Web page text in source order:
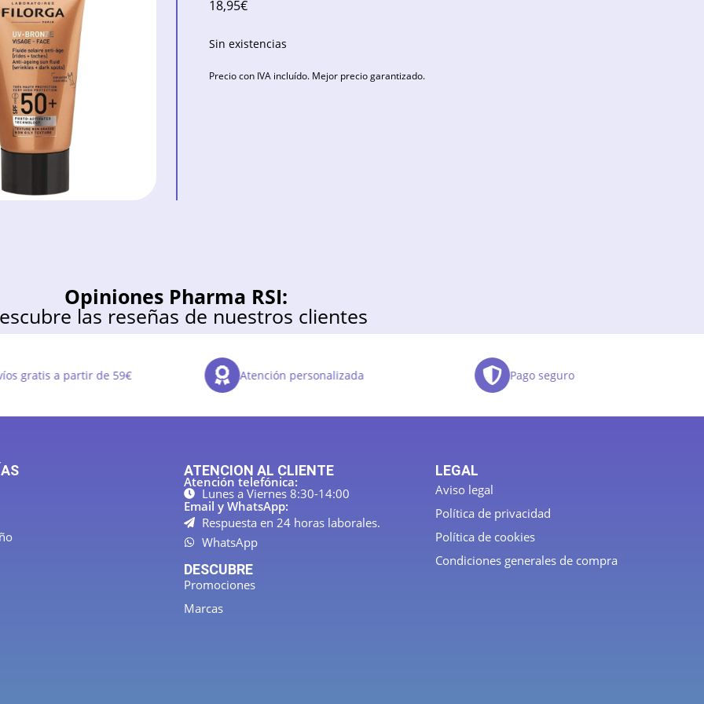
18,95€
Sin existencias
Precio con IVA incluído. Mejor precio garantizado.
Opiniones Pharma RSI:
las reseñas de nuestros clientes
gratis a partir de 59€ Atención personalizada Pago seguro
ATENCION AL CLIENTE
Atención telefónica:
Lunes a Viernes 8:30-14:00
Email y WhatsApp:
Respuesta en 24 horas laborales.
WhatsApp
DESCUBRE
Promociones
Marcas
LEGAL
Aviso legal
Política de privacidad
Política de cookies
Condiciones generales de compra